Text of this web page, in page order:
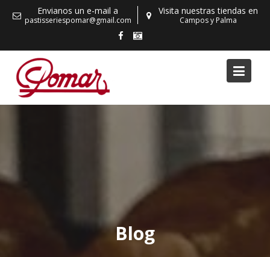
Envianos un e-mail a
pastisseriespomar@gmail.com
Visita nuestras tiendas en
Campos y Palma
Blog